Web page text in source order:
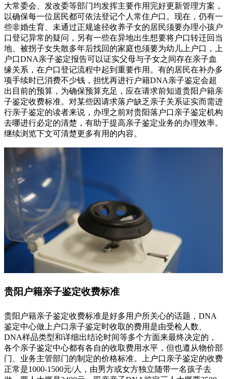
大常委会、发改委等部门均发挥主要作用完好更新管理方案，
以确保每一位居民都可依法登记个人常住户口。现在，仍有一
些非婚生育、未通过正规途径收养子女的居民须要办理小孩户
口登记异常的疑问，另有一些在异地出生想要将户口转迁回当
地、被拐子女失散多年后找回的家庭也须要为幼儿上户口，上
户口DNA亲子鉴定报告可以证实父母与子女之间存在亲子血
缘关系，在户口登记流程中起到重要作用。有的居民在补办多
项手续时已消费不少钱，担忧再进行户籍DNA亲子鉴定会超
出目前的预算，为确保预算充足，应在请求前知道贵阳户籍亲
子鉴定收费标准。对某些因请求落户缺乏亲子关系证实而需进
行亲子鉴定的读者来说，办理之前对贵阳落户口亲子鉴定机构
去哪进行必定的清楚，有助于提高亲子鉴定业务的办理效率。
继续浏览下文可清楚更多有用的内容。
贵阳户籍亲子鉴定收费标准
贵阳户籍亲子鉴定收费标准是好多用户所关心的话题，DNA
鉴定中心做上户口亲子鉴定时收取的费用是由受检人数、
DNA样品类型和详细出结论时间等多个方面来最终决定的，
各个亲子鉴定中心都有各自的收取费用水平，但也遵从物价部
门、业务主管部门的制定的价格标准。上户口亲子鉴定的收费
正常是1000-1500元/人，由男方或女方独立随带一名孩子去